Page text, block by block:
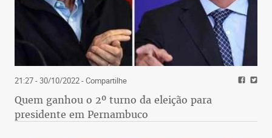
21:27 - 30/10/2022- Compartilhe
Quem ganhou o 2º turno da eleição para
presidente em Pernambuco